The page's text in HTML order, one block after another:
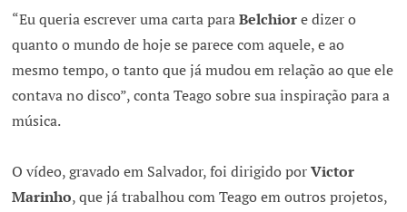
“Eu queria escrever uma carta paraBelchiore dizer o
quanto o mundo de hoje se parece com aquele, e ao
mesmo tempo, o tanto que já mudou em relação ao que ele
contava no disco”, conta Teago sobre sua inspiração para a
música.
O vídeo, gravado em Salvador, foi dirigido porVictor
Marinho, que já trabalhou com Teago em outros projetos,